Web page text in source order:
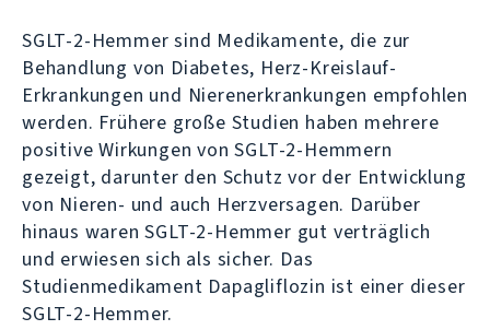
SGLT-2-Hemmer sind Medikamente, die zur
Behandlung von Diabetes, Herz-Kreislauf-
Erkrankungen und Nierenerkrankungen empfohlen
werden. Frühere große Studien haben mehrere
positive Wirkungen von SGLT-2-Hemmern
gezeigt, darunter den Schutz vor der Entwicklung
von Nieren- und auch Herzversagen. Darüber
hinaus waren SGLT-2-Hemmer gut verträglich
und erwiesen sich als sicher. Das
Studienmedikament Dapagliflozin ist einer dieser
SGLT-2-Hemmer.